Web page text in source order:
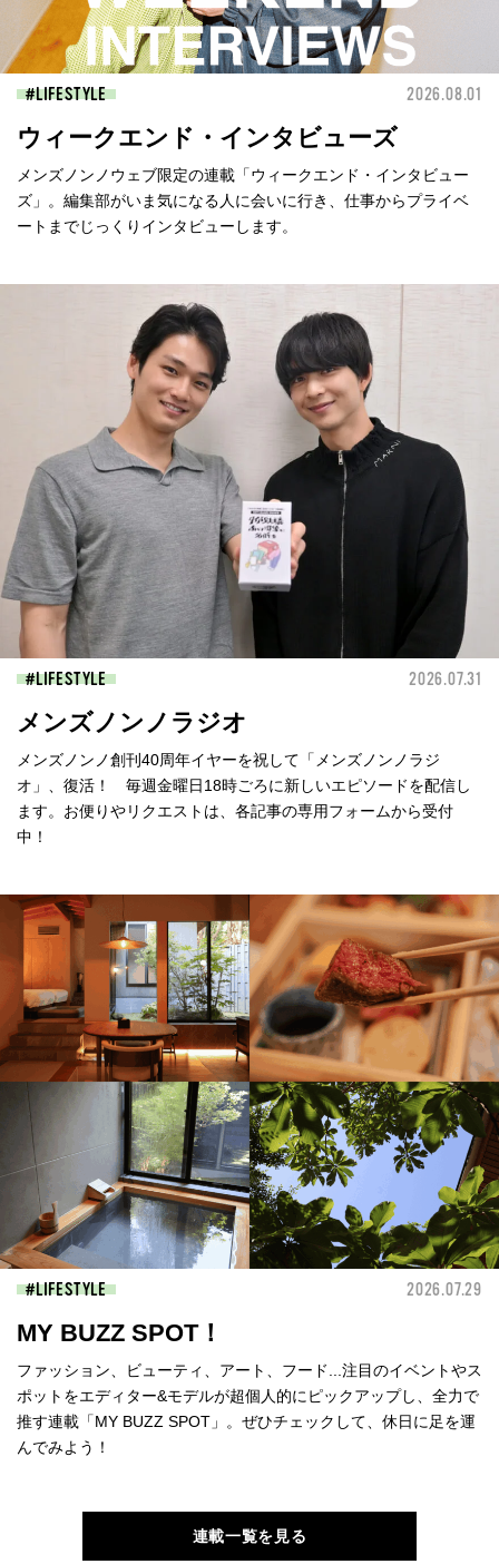
LIFESTYLE 2026.08.01
ウィークエンド・インタビューズ
メンズノンノウェブ限定の連載「ウィークエンド・インタビュー
ズ」。編集部がいま気になる人に会いに行き、仕事からプライベ
ートまでじっくりインタビューします。
LIFESTYLE 2026.07.31
メンズノンノラジオ
メンズノンノ創刊40周年イヤーを祝して「メンズノンノラジ
オ」、復活！ 毎週金曜日18時ごろに新しいエピソードを配信し
ます。お便りやリクエストは、各記事の専用フォームから受付
中！
LIFESTYLE 2026.07.29
MY BUZZ SPOT！
ファッション、ビューティ、アート、フード...注目のイベントやス
ポットをエディター&モデルが超個人的にピックアップし、全力で
推す連載「MY BUZZ SPOT」。ぜひチェックして、休日に足を運
んでみよう！
連載一覧を見る